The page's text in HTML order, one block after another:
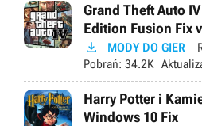
Grand Theft Auto
Edition Fusion Fix
 MODY DO GIER
Pobrań: 34.2K
Harry Potter i
Windows 10 Fix